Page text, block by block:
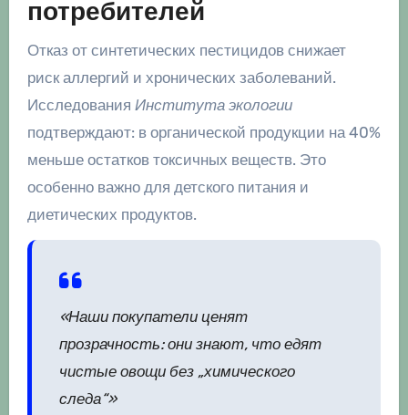
потребителей
Отказ от синтетических пестицидов снижает
риск аллергий и хронических заболеваний.
Исследования Института экологии
подтверждают: в органической продукции на 40%
меньше остатков токсичных веществ. Это
особенно важно для детского питания и
диетических продуктов.
«Наши покупатели ценят
прозрачность: они знают, что едят
чистые овощи без „химического
следа“»